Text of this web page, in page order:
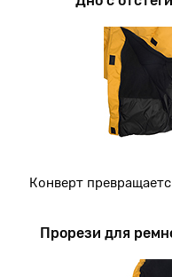
Конверт
Прорези для